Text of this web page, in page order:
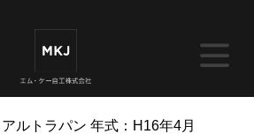
トラパン 年式：H16年4月